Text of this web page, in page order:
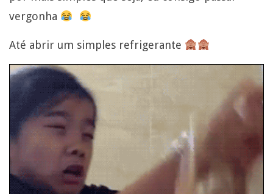
vergonha
Até abrir um simples refrigerante